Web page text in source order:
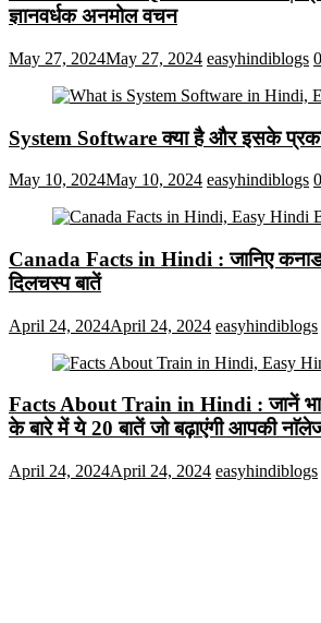
ज्ञानवर्धक अनमोल वचन
May 27, 2024May 27, 2024 easyhindiblogs 0
System Software क्या है और इसके
May 10, 2024May 10, 2024 easyhindiblogs 0
Canada Facts in Hindi : जानिए
दिलचस्प बातें
April 24, 2024April 24, 2024 easyhindiblogs
Facts About Train in Hindi : जानें
के बारे में ये 20 बातें जो बढ़ाएंगी आपकी
April 24, 2024April 24, 2024 easyhindiblogs